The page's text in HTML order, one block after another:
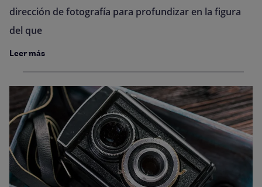
dirección de fotografía para profundizar en la figura
del que
Leer más